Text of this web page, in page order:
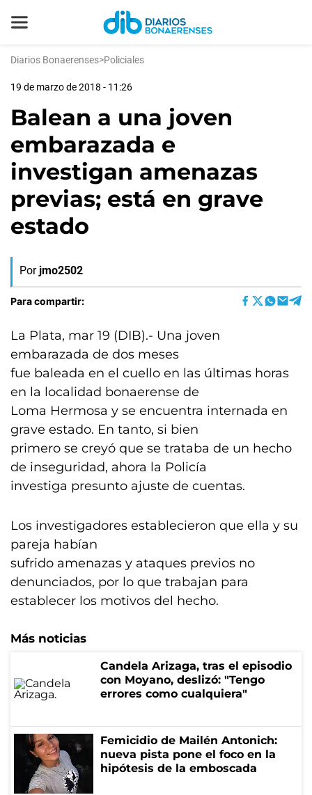
Diarios Bonaerenses>Policiales
19 de marzo de 2018 - 11:26
Balean a una joven
embarazada e
investigan amenazas
previas; está en grave
estado
Por jmo2502
Para compartir:
La Plata, mar 19 (DIB).- Una joven
embarazada de dos meses
fue baleada en el cuello en las últimas horas
en la localidad bonaerense de
Loma Hermosa y se encuentra internada en
grave estado. En tanto, si bien
primero se creyó que se trataba de un hecho
de inseguridad, ahora la Policía
investiga presunto ajuste de cuentas.
Los investigadores establecieron que ella y su
pareja habían
sufrido amenazas y ataques previos no
denunciados, por lo que trabajan para
establecer los motivos del hecho.
Más noticias
Candela Arizaga, tras el episodio
con Moyano, deslizó: "Tengo
errores como cualquiera"
Femicidio de Mailén Antonich:
nueva pista pone el foco en la
hipótesis de la emboscada